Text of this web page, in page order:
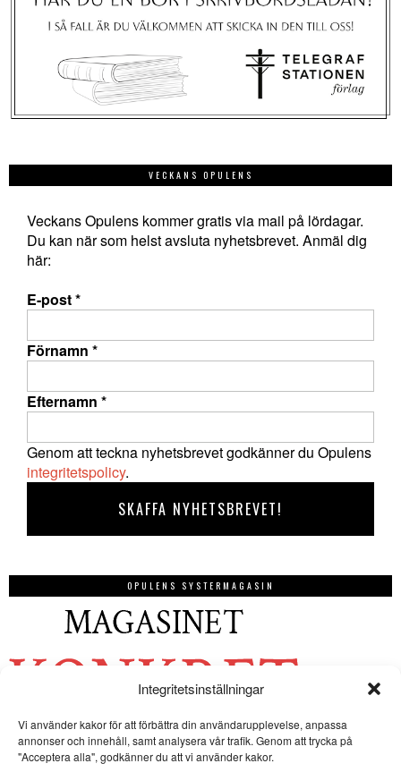
Integritetsinställningar
Vi använder kakor för att förbättra din användarupplevelse, anpassa
annonser och innehåll, samt analysera vår trafik. Genom att trycka på
"Acceptera alla", godkänner du att vi använder kakor.
VECKANS OPULENS
Veckans Opulens kommer gratis via mail på lördagar.
Du kan när som helst avsluta nyhetsbrevet. Anmäl dig
här:
E-post*
Förnamn *
Efternamn *
Genom att teckna nyhetsbrevet godkänner du Opulens
integritetspolicy.
OPULENS SYSTERMAGASIN